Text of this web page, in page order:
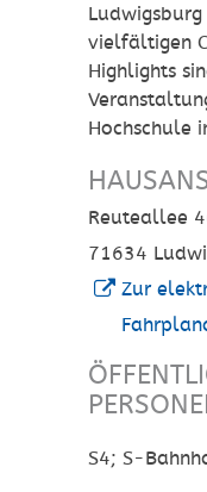
vielfältigen
Highlights
Hochschule
Reuteallee
71634
Zur
S4; S-